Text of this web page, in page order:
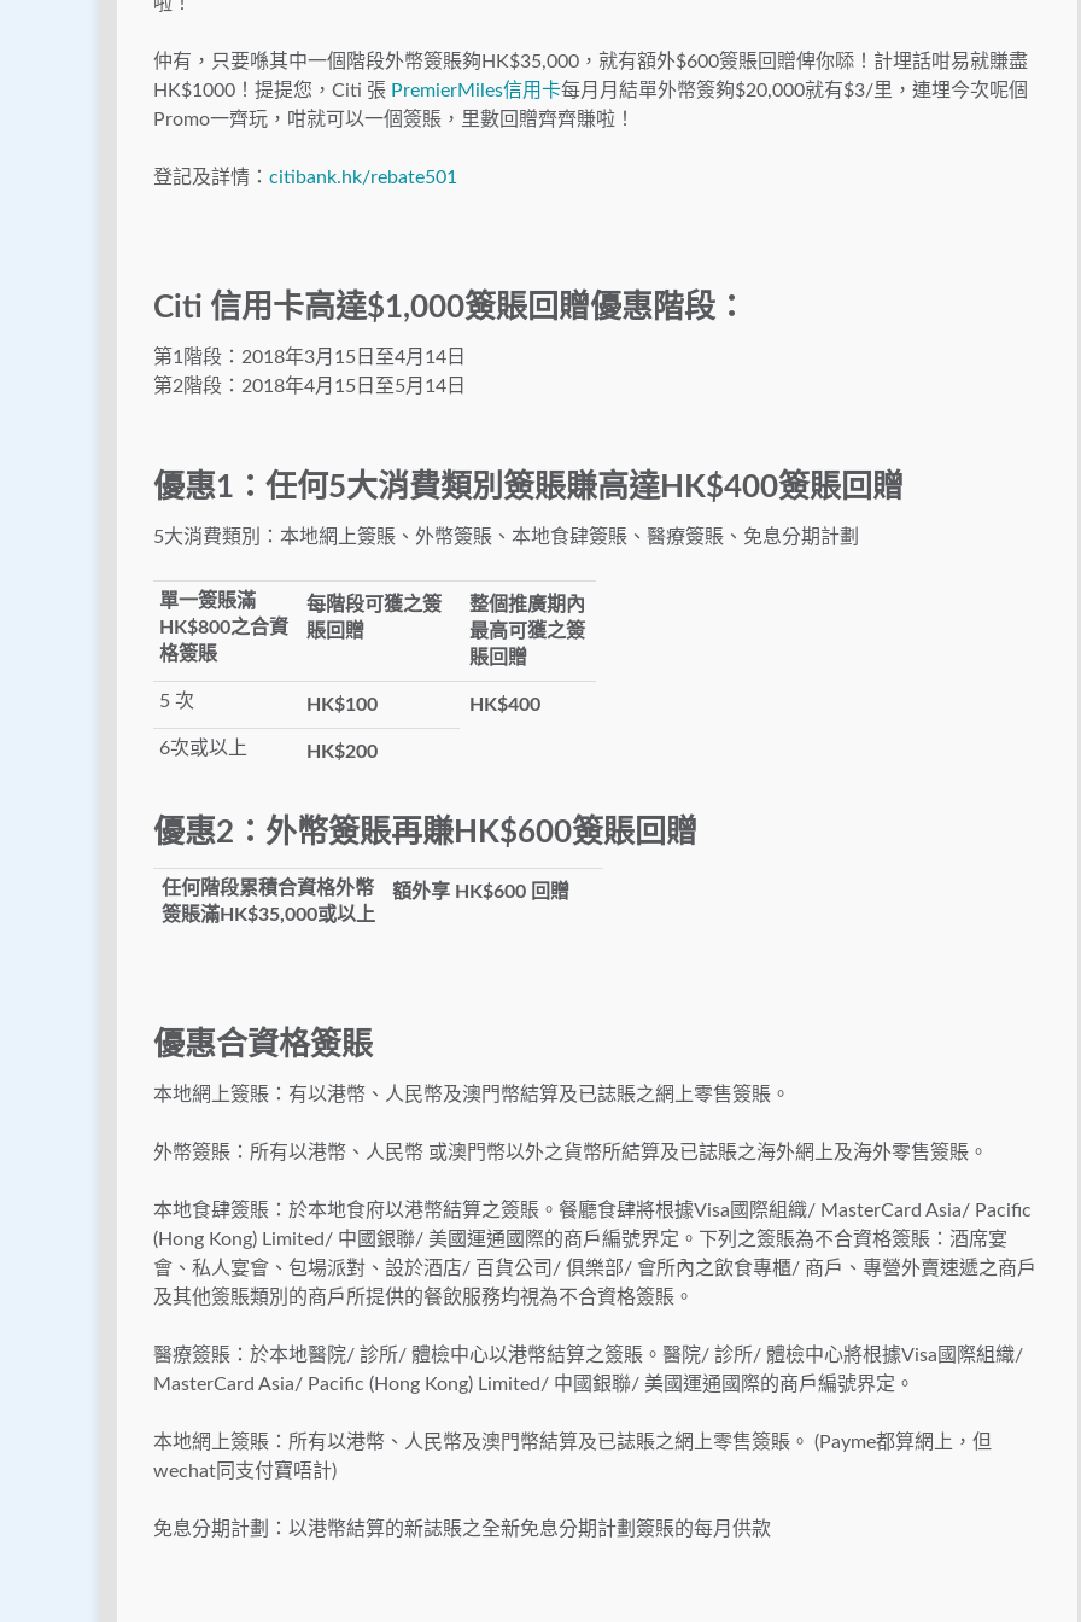
仲有，只要喺其中一個階段外幣簽賬夠HK$35,000，就有額外$600簽賬回贈俾你𠻹！計埋話咁易就賺盡
HK$1000！提提您，Citi 張 PremierMiles信用卡每月月結單外幣簽夠$20,000就有$3/里，連埋今次呢個
Promo一齊玩，咁就可以一個簽賬，里數回贈齊齊賺啦！
登記及詳情： citibank.hk/rebate501
Citi 信用卡高達$1,000簽賬回贈優惠階段：
第1階段：2018年3月15日至4月14日
第2階段：2018年4月15日至5月14日
優惠1：任何5大消費類別簽賬賺高達HK$400簽賬回贈
5大消費類別：本地網上簽賬、外幣簽賬、本地食肆簽賬、醫療簽賬、免息分期計劃
單一簽賬滿
HK$800之合資
格簽賬
每階段可獲之簽
賬回贈
整個推廣期內
最高可獲之簽
賬回贈
5 次 HK$100 HK$400
6次或以上 HK$200
優惠2：外幣簽賬再賺HK$600簽賬回贈
任何階段累積合資格外幣
簽賬滿HK$35,000或以上
額外享 HK$600 回贈
優惠合資格簽賬
本地網上簽賬：有以港幣、人民幣及澳門幣結算及已誌賬之網上零售簽賬。
外幣簽賬：所有以港幣、人民幣 或澳門幣以外之貨幣所結算及已誌賬之海外網上及海外零售簽賬。
本地食肆簽賬：於本地食府以港幣結算之簽賬。餐廳食肆將根據Visa國際組織/ MasterCard Asia/ Pacific
(Hong Kong) Limited/ 中國銀聯/ 美國運通國際的商戶編號界定。下列之簽賬為不合資格簽賬：酒席宴
會、私人宴會、包場派對、設於酒店/ 百貨公司/ 俱樂部/ 會所內之飲食專櫃/ 商戶、專營外賣速遞之商戶
及其他簽賬類別的商戶所提供的餐飲服務均視為不合資格簽賬。
醫療簽賬：於本地醫院/ 診所/ 體檢中心以港幣結算之簽賬。醫院/ 診所/ 體檢中心將根據Visa國際組織/
MasterCard Asia/ Pacific (Hong Kong) Limited/ 中國銀聯/ 美國運通國際的商戶編號界定。
本地網上簽賬：所有以港幣、人民幣及澳門幣結算及已誌賬之網上零售簽賬。 (Payme都算網上，但
wechat同支付寶唔計)
免息分期計劃：以港幣結算的新誌賬之全新免息分期計劃簽賬的每月供款